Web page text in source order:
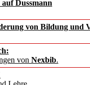
Dussmann
von Bildung und
von Nexbib.
–